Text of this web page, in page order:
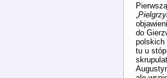
do
polskich
tu u